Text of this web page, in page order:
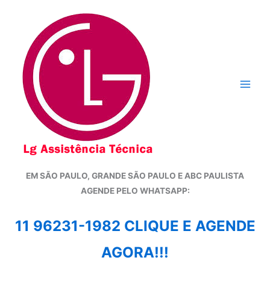
conteúdo
EM SÃO PAULO, GRANDE SÃO PAULO E ABC PAULISTA
AGENDE PELO WHATSAPP:
11 96231-1982 CLIQUE E AGENDE
AGORA!!!